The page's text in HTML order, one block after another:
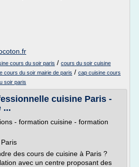
cours du soir paris / cours du soir cuisine
cours du soir mairie de paris / cap cuisine cours
soir paris
cuisine Paris -
...
- formation cuisine - formation
des cours de cuisine à Paris ?
avec un centre proposant des